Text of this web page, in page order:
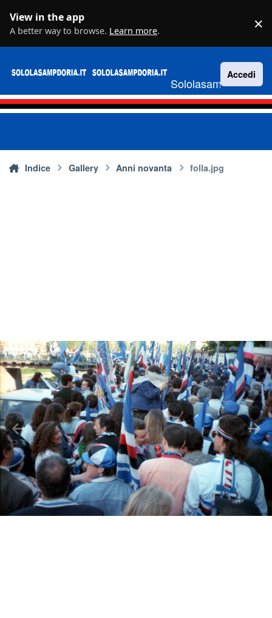
View in the app
A better way to browse. Learn more. ×
Sololasampdoria.it
Accedi
Indice Gallery Anni novanta folla.jpg